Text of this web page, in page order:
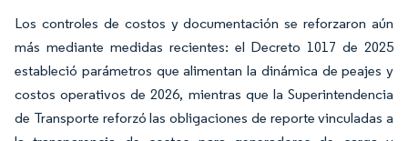
Los controles de costos y documentación se reforzaron aún
más mediante medidas recientes: el Decreto 1017 de 2025
estableció parámetros que alimentan la dinámica de peajes y
costos operativos de 2026, mientras que la Superintendencia
de Transporte reforzó las obligaciones de reporte vinculadas a